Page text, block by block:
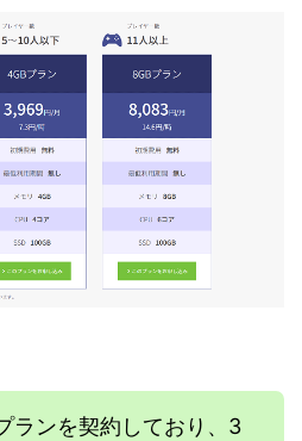
ランを契約しており、3